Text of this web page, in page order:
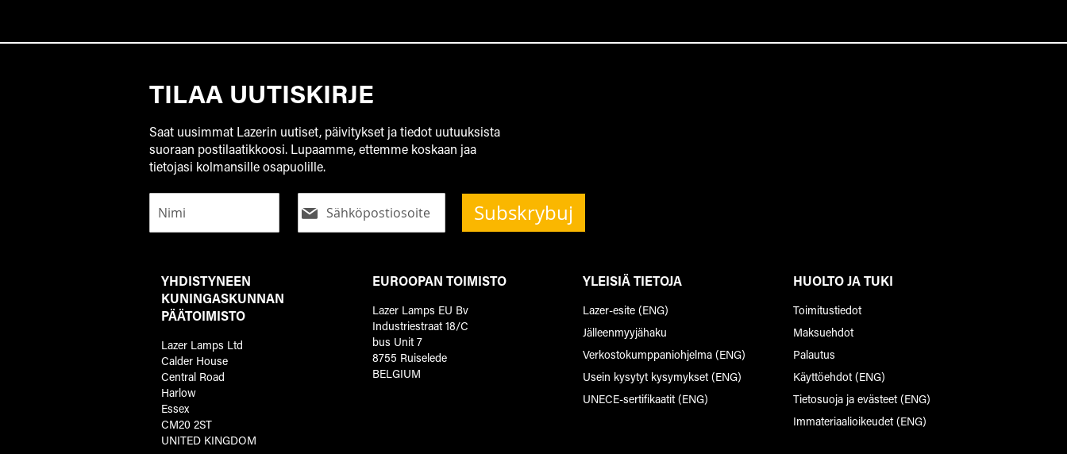
TILAA UUTISKIRJE
Saat uusimmat Lazerin uutiset, päivitykset ja tiedot uutuuksista
suoraan postilaatikkoosi. Lupaamme, ettemme koskaan jaa
tietojasi kolmansille osapuolille.
Subskrybuj
YHDISTYNEEN
KUNINGASKUNNAN
PÄÄTOIMISTO
Lazer Lamps Ltd
Calder House
Central Road
Harlow
Essex
CM20 2ST
UNITED KINGDOM
EUROOPAN TOIMISTO
Lazer Lamps EU Bv
Industriestraat 18/C
bus Unit 7
8755 Ruiselede
BELGIUM
YLEISIÄ TIETOJA
Lazer-esite (ENG)
Jälleenmyyjähaku
Verkostokumppaniohjelma (ENG)
Usein kysytyt kysymykset (ENG)
UNECE-sertifikaatit (ENG)
HUOLTO JA TUKI
Toimitustiedot
Maksuehdot
Palautus
Käyttöehdot (ENG)
Tietosuoja ja evästeet (ENG)
Immateriaalioikeudet (ENG)